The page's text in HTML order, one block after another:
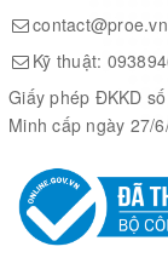
contact@proe.vn
Kỹ thuật:
Giấy phép ĐKKD
Minh cấp ngày 27/